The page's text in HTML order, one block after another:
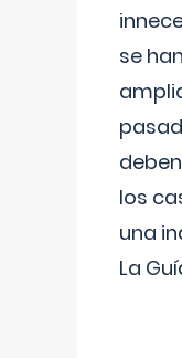
se
los
una
La